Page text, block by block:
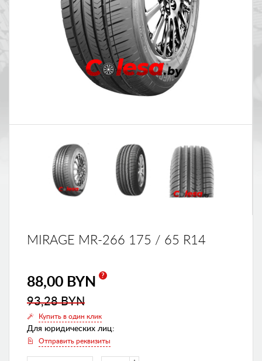
MIRAGE MR-266 175 / 65 R14
88,00 BYN ?
93,28 BYN
Купить в один клик
Для юридических лиц:
Отправить реквизиты